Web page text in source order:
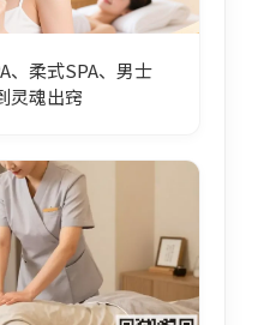
、柔式SPA、男士
灵魂出窍